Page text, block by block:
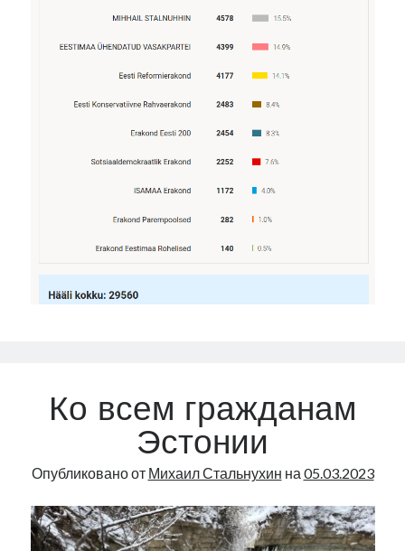
Ко всем гражданам
Эстонии
Опубликовано от Михаил Стальнухин на 05.03.2023